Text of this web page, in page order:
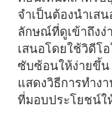
จำเป็นต้องนำเส
ลักษณ์ที่ดูเข้าถึงง่
เสนอโดยใช้วิดีโ
ซับซ้อนให้ง่ายขึ้น
แสดงวิธีการทำง
ที่มอบประโยชน์